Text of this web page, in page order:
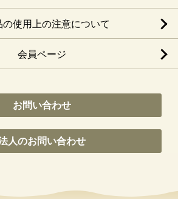
の使用上の注意について
会員ページ
お問い合わせ
人のお問い合わせ